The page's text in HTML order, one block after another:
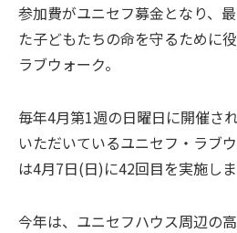
参加費がユニセフ募金となり、
た子どもたちの命を守るために
ラブウォーク。
毎年4月第1週の日曜日に開催さ
いただいているユニセフ・ラブ
は4月7日(日)に42回目を実施しま
今年は、ユニセフハウス周辺の